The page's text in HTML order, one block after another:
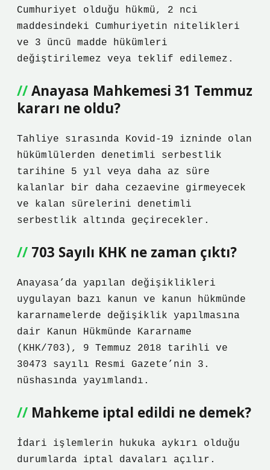
Cumhuriyet olduğu hükmü, 2 nci
maddesindeki Cumhuriyetin nitelikleri
ve 3 üncü madde hükümleri
değiştirilemez veya teklif edilemez.
Anayasa Mahkemesi 31 Temmuz
kararı ne oldu?
Tahliye sırasında Kovid-19 izninde olan
hükümlülerden denetimli serbestlik
tarihine 5 yıl veya daha az süre
kalanlar bir daha cezaevine girmeyecek
ve kalan sürelerini denetimli
serbestlik altında geçirecekler.
703 Sayılı KHK ne zaman çıktı?
Anayasa’da yapılan değişiklikleri
uygulayan bazı kanun ve kanun hükmünde
kararnamelerde değişiklik yapılmasına
dair Kanun Hükmünde Kararname
(KHK/703), 9 Temmuz 2018 tarihli ve
30473 sayılı Resmi Gazete’nin 3.
nüshasında yayımlandı.
Mahkeme iptal edildi ne demek?
İdari işlemlerin hukuka aykırı olduğu
durumlarda iptal davaları açılır.